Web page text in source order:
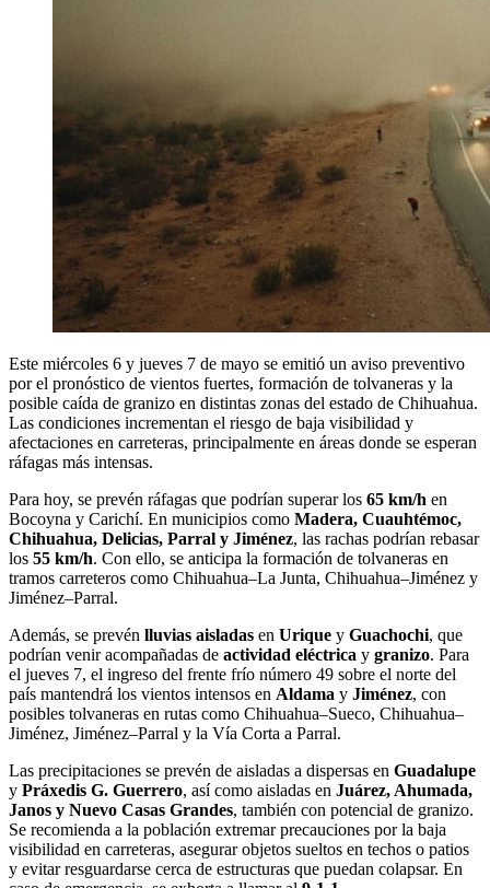
Este miércoles 6 y jueves 7 de mayo se emitió un aviso preventivo
por el pronóstico de vientos fuertes, formación de tolvaneras y la
posible caída de granizo en distintas zonas del estado de Chihuahua.
Las condiciones incrementan el riesgo de baja visibilidad y
afectaciones en carreteras, principalmente en áreas donde se esperan
ráfagas más intensas.
Para hoy, se prevén ráfagas que podrían superar los 65 km/h en
Bocoyna y Carichí. En municipios como Madera, Cuauhtémoc,
Chihuahua, Delicias, Parral y Jiménez, las rachas podrían rebasar
los 55 km/h. Con ello, se anticipa la formación de tolvaneras en
tramos carreteros como Chihuahua–La Junta, Chihuahua–Jiménez y
Jiménez–Parral.
Además, se prevén lluvias aisladas en Urique y Guachochi, que
podrían venir acompañadas de actividad eléctrica y granizo. Para
el jueves 7, el ingreso del frente frío número 49 sobre el norte del
país mantendrá los vientos intensos en Aldama y Jiménez, con
posibles tolvaneras en rutas como Chihuahua–Sueco, Chihuahua–
Jiménez, Jiménez–Parral y la Vía Corta a Parral.
Las precipitaciones se prevén de aisladas a dispersas en Guadalupe
y Práxedis G. Guerrero, así como aisladas en Juárez, Ahumada,
Janos y Nuevo Casas Grandes, también con potencial de granizo.
Se recomienda a la población extremar precauciones por la baja
visibilidad en carreteras, asegurar objetos sueltos en techos o patios
y evitar resguardarse cerca de estructuras que puedan colapsar. En